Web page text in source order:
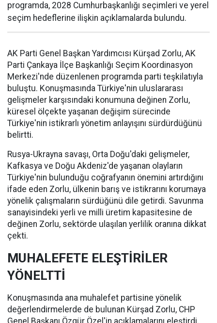
programda, 2028 Cumhurbaşkanlığı seçimleri ve yerel
seçim hedeflerine ilişkin açıklamalarda bulundu.
AK Parti Genel Başkan Yardımcısı Kürşad Zorlu, AK
Parti Çankaya İlçe Başkanlığı Seçim Koordinasyon
Merkezi'nde düzenlenen programda parti teşkilatıyla
buluştu. Konuşmasında Türkiye'nin uluslararası
gelişmeler karşısındaki konumuna değinen Zorlu,
küresel ölçekte yaşanan değişim sürecinde
Türkiye'nin istikrarlı yönetim anlayışını sürdürdüğünü
belirtti.
Rusya-Ukrayna savaşı, Orta Doğu'daki gelişmeler,
Kafkasya ve Doğu Akdeniz'de yaşanan olayların
Türkiye'nin bulunduğu coğrafyanın önemini artırdığını
ifade eden Zorlu, ülkenin barış ve istikrarını korumaya
yönelik çalışmaların sürdüğünü dile getirdi. Savunma
sanayisindeki yerli ve milli üretim kapasitesine de
değinen Zorlu, sektörde ulaşılan yerlilik oranına dikkat
çekti.
MUHALEFETE ELEŞTİRİLER
YÖNELTTİ
Konuşmasında ana muhalefet partisine yönelik
değerlendirmelerde de bulunan Kürşad Zorlu, CHP